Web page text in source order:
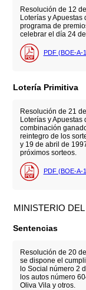
Resolución de 12
Loterías y Apuestas
programa de
celebrar el día 24
PDF (BOE-A-
Lotería Primitiva
Resolución de 21
Loterías y Apuestas
combinación
reintegro de los
y 19 de abril de
próximos sorteos.
PDF (BOE-A-
MINISTERIO
Sentencias
Resolución de 20
se dispone el
lo Social número 2
los autos número
Oliva Vila y otros.